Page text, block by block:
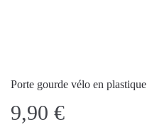
Porte gourde vélo en plastique
9,90 €